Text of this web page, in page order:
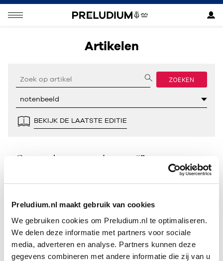
Preludium.nl maakt gebruik van cookies
We gebruiken cookies om Preludium.nl te optimaliseren.
We delen deze informatie met partners voor sociale
media, adverteren en analyse. Partners kunnen deze
gegevens combineren met andere informatie die zij van u
Artikelen
ZOEKEN
BEKIJK DE LAATSTE EDITIE
Geen resultaten gevonden voor “”.